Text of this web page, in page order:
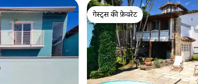
गेस्ट्स की फ़ेवरेट
गेस्ट्स की फ़ेवरेट